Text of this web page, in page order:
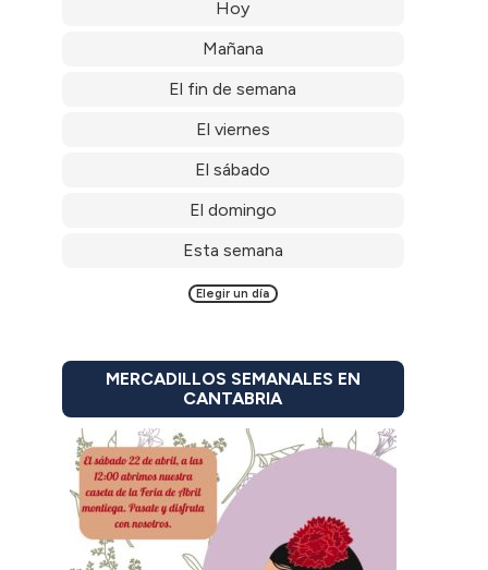
Hoy
Mañana
El fin de semana
El viernes
El sábado
El domingo
Esta semana
Elegir un día
MERCADILLOS SEMANALES EN
CANTABRIA